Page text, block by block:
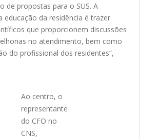
de propostas para o SUS. A
educação da residência é trazer
que proporcionem discussões
no atendimento, bem como
do profissional dos residentes”,
Ao centro, o
representante
do CFO no
CNS,